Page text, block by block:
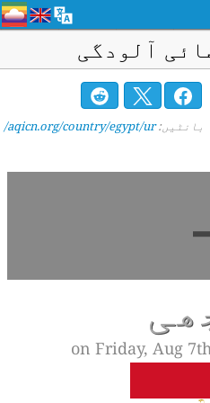
آلودگی
بانٹیں:aqicn.org/country/egypt/ur/
on Friday, Aug